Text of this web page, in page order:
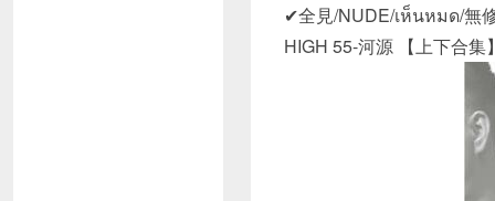
✔全見/NUDE/เห็นหมด/無
HIGH 55-河源 【上下合